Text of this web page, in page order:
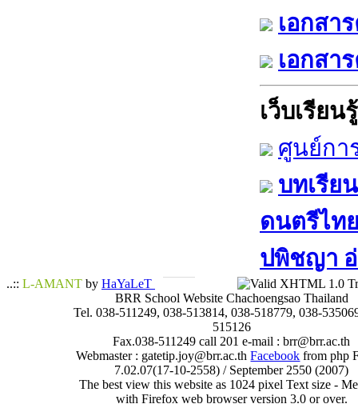
เอกสา
เอกสา
เว็บเรียนรู้
ศูนย์กา
บทเรีย
ดนตรีไท
ปพิชญา​ อ่
..:: L-AMANT by HaYaLeT
BRR School Website Chachoengsao Thailand
Tel. 038-511249, 038-513814, 038-518779, 038-
515126
Fax.038-511249 call 201 e-mail : brr@brr.ac.th
Webmaster : gatetip.joy@brr.ac.thFacebook from php
7.02.07(17-10-2558) / September 2550 (2007)
The best view this website as 1024 pixel Text size -
with Firefox web browser version 3.0 or over.